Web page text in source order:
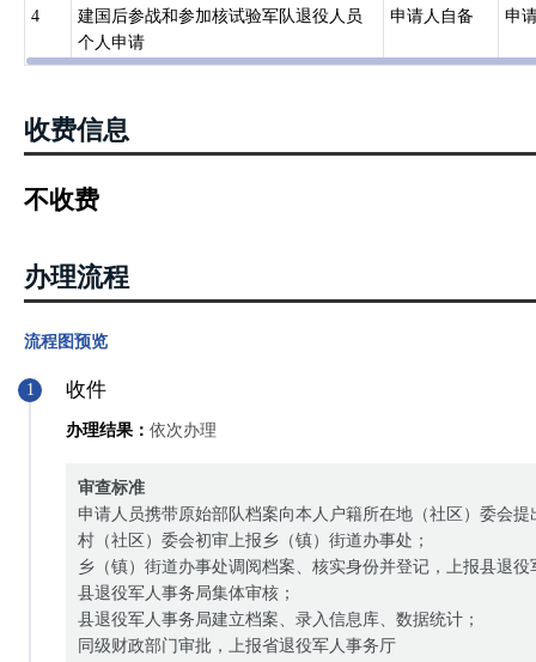
4
建国后参战和参加核试验军队退役人员
个人申请
申请人自备 申
收费信息
不收费
办理流程
流程图预览
1 收件
办理结果： 依次办理
审查标准
申请人员携带原始部队档案向本人户籍所在地（社区）委会提
村（社区）委会初审上报乡（镇）街道办事处；
乡（镇）街道办事处调阅档案、核实身份并登记，上报县退役
县退役军人事务局集体审核；
县退役军人事务局建立档案、录入信息库、数据统计；
同级财政部门审批，上报省退役军人事务厅